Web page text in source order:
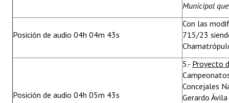
Municipal
Posición de audio 04h 04m 43s
Con las
715/23
Posición de audio 04h 05m 43s
5.- Proyecto
Concejales
Gerardo